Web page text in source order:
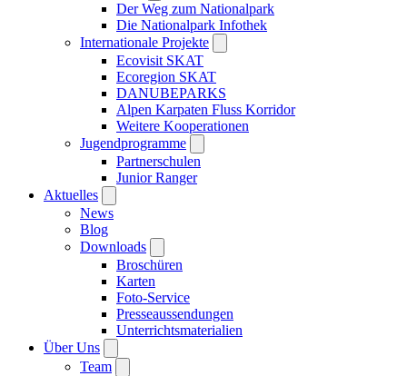
Der Weg zum Nationalpark
Die Nationalpark Infothek
Internationale Projekte
Ecovisit SKAT
Ecoregion SKAT
DANUBEPARKS
Alpen Karpaten Fluss Korridor
Weitere Kooperationen
Jugendprogramme
Partnerschulen
Junior Ranger
Aktuelles
News
Blog
Downloads
Broschüren
Karten
Foto-Service
Presseaussendungen
Unterrichtsmaterialien
Über Uns
Team